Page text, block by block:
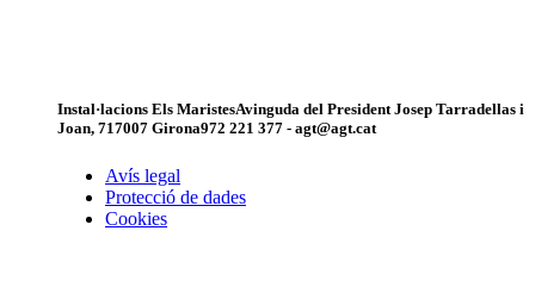
Instal·lacions Els MaristesAvinguda del President Josep Tarradellas i
Joan, 717007 Girona972 221 377 - agt@agt.cat
Avís legal
Protecció de dades
Cookies